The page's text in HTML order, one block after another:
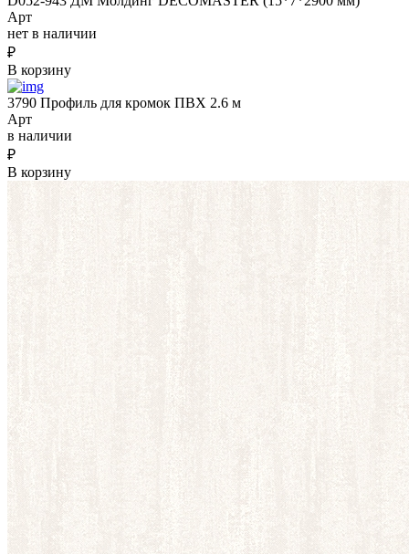
Арт
нет в наличии
₽
В корзину
3790 Профиль для кромок ПВХ 2.6 м
Арт
в наличии
₽
В корзину